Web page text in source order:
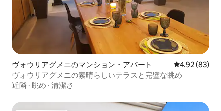
ヴォウリアグメニのマンション・アパート レビュー83
4.92 (83)
ヴォウリアグメニの素晴らしいテラスと完璧な眺め
近隣 · 眺め · 清潔さ